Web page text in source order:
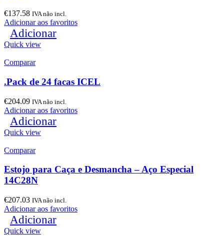
€137.58 IVA não incl.
Adicionar aos favoritos
Adicionar
Quick view
Comparar
.Pack de 24 facas ICEL
€204.09 IVA não incl.
Adicionar aos favoritos
Adicionar
Quick view
Comparar
Estojo para Caça e Desmancha – Aço Especial
14C28N
€207.03 IVA não incl.
Adicionar aos favoritos
Adicionar
Quick view